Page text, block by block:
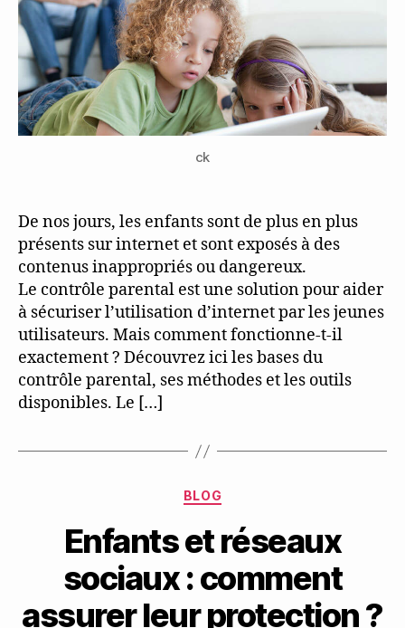
ck
De nos jours, les enfants sont de plus en plus
présents sur internet et sont exposés à des
contenus inappropriés ou dangereux.
Le contrôle parental est une solution pour aider
à sécuriser l’utilisation d’internet par les jeunes
utilisateurs. Mais comment fonctionne-t-il
exactement ? Découvrez ici les bases du
contrôle parental, ses méthodes et les outils
disponibles. Le […]
Categories
BLOG
Enfants et réseaux
sociaux : comment
assurer leur protection ?